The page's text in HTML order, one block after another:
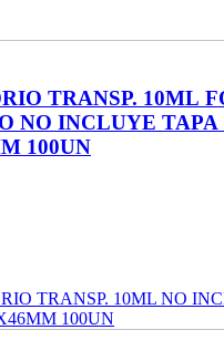
TRANSP. 10ML
NO INCLUYE TAPA
100UN